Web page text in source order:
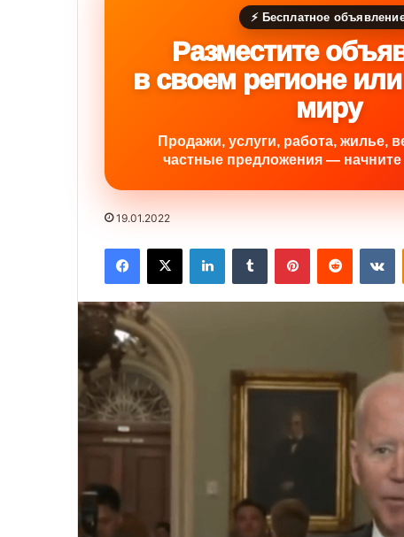
⚡ Бесплатное
Разместите
в своем регионе
миру
Продажи, услуги, работа, жилье,
частные предложения — начните
19.01.2022